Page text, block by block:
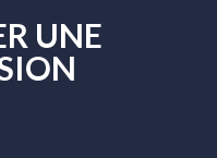
UNE